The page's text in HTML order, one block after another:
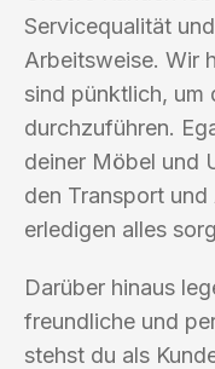
Servicequalität
Arbeitsweise. Wir
sind pünktlich, um
durchzuführen.
deiner Möbel und
den Transport
erledigen alles
Darüber hinaus
freundliche und
stehst du als